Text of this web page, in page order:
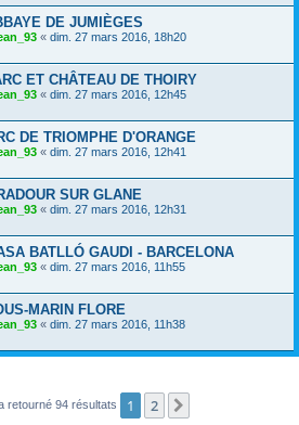
DE JUMIÈGES
« dim. 27 mars 2016, 18h20
ET CHÂTEAU DE THOIRY
« dim. 27 mars 2016, 12h45
DE TRIOMPHE D'ORANGE
« dim. 27 mars 2016, 12h41
SUR GLANE
« dim. 27 mars 2016, 12h31
BATLLÓ GAUDI - BARCELONA
« dim. 27 mars 2016, 11h55
MARIN FLORE
« dim. 27 mars 2016, 11h38
retourné 94 résultats 1 2